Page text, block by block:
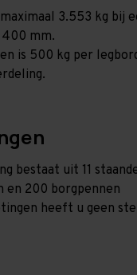
3.553 kg bij
mm.
is 500 kg per
bestaat uit 11
en 200 borgpennen
heeft u geen